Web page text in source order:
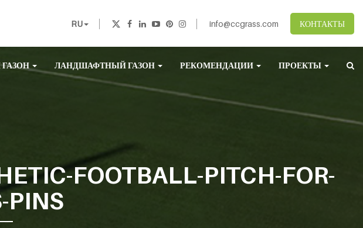
RU info@ccgrass.com КОНТАКТЫ
ЛАНДШАФТНЫЙ ГАЗОН РЕКОМЕНДАЦИИ ПРОЕКТЫ
FOOTBALL-PITCH-FOR-
PINS